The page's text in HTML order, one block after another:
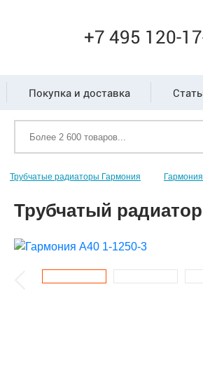
+7 495 120-
Покупка и доставка
Трубчатые радиаторы Гармония
Трубчатый